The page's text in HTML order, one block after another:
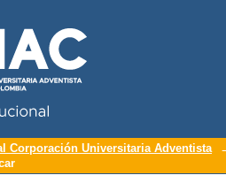
Corporación Universitaria Adventista